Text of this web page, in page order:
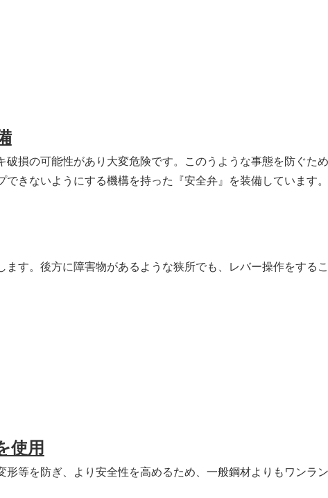
損の可能性があり大変危険です。このうような事態を防ぐた
きないようにする機構を持った『安全弁』を装備しています
す。後方に障害物があるような狭所でも、レバー操作をするこ
使用
等を防ぎ、より安全性を高めるため、一般鋼材よりもワンラ